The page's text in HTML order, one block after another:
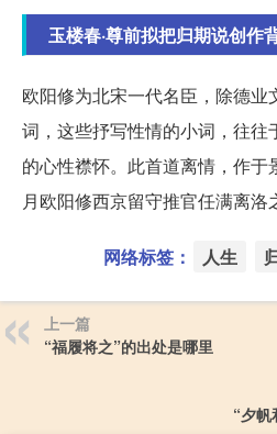
玉楼春·尊前拟把归期说创作
欧阳修为北宋一代名臣，除德
词，这些抒写性情的小词，往往
的心性襟怀。此首道离情，作
月欧阳修西京留守推官任满离洛
网络标签： 人生
上一篇
“福履将之”的出处是哪里
“夕